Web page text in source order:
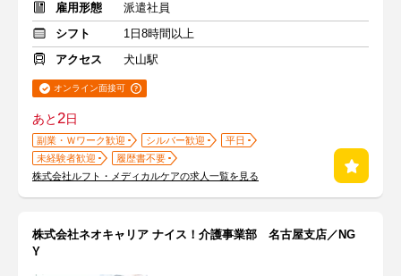
雇用形態
派遣社員
シフト
1日8時間以上
アクセス
犬山駅
オンライン面接可
あと2日
副業・Ｗワーク歓迎 シルバー歓迎
平日
未経験者歓迎
履歴書不要
株式会社ルフト・メディカルケアの求人一覧を見る
株式会社ネオキャリア ナイス！介護事業部 名古屋支店／NG
Y